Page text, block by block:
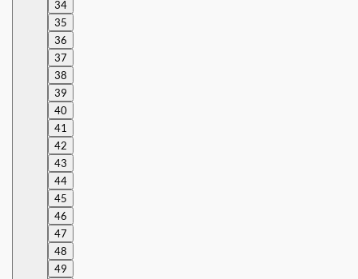
34
35
36
37
38
39
40
41
42
43
44
45
46
47
48
49